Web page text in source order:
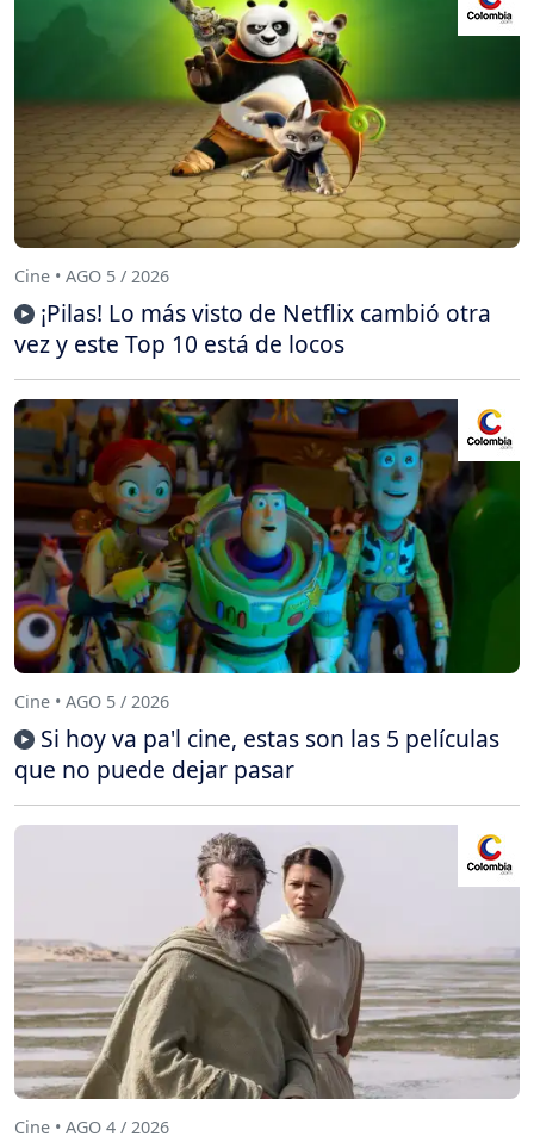
Cine • AGO 5 / 2026
¡Pilas! Lo más visto de Netflix cambió otra
vez y este Top 10 está de locos
Cine • AGO 5 / 2026
Si hoy va pa'l cine, estas son las 5 películas
que no puede dejar pasar
Cine • AGO 4 / 2026